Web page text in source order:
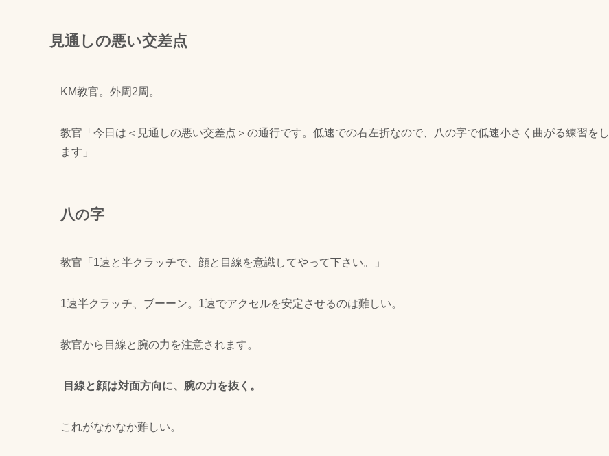
見通しの悪い交差点
KM教官。外周2周。
教官「今日は＜見通しの悪い交差点＞の通行です。低速での右左折なので、八の字で低速小さく曲がる練習をし
ます」
八の字
教官「1速と半クラッチで、顔と目線を意識してやって下さい。」
1速半クラッチ、ブーーン。1速でアクセルを安定させるのは難しい。
教官から目線と腕の力を注意されます。
目線と顔は対面方向に、腕の力を抜く。
これがなかなか難しい。